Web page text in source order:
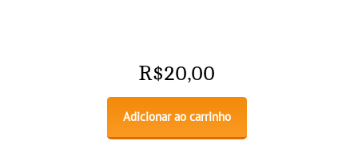
R$20,00
Adicionar ao carrinho